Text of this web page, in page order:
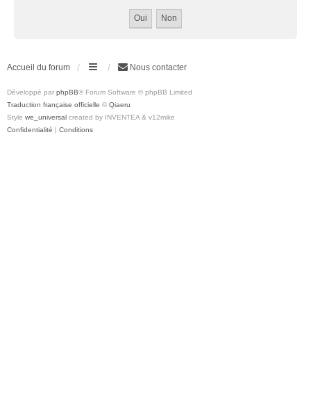
Accueil du forum Nous contacter
Développé par phpBB® Forum Software © phpBB Limited
Traduction française officielle © Qiaeru
Style we_universal created by INVENTEA & v12mike
Confidentialité | Conditions